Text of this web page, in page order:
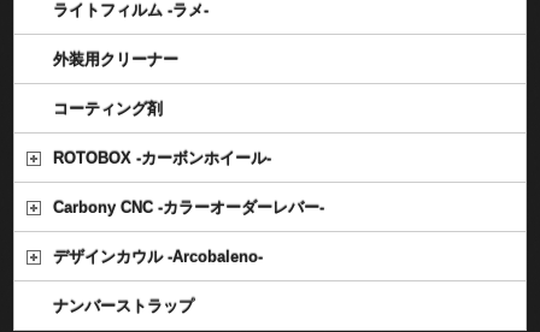
ライトフィルム -ラメ-
外装用クリーナー
コーティング剤
ROTOBOX -カーボンホイール-
Carbony CNC -カラーオーダーレバー-
デザインカウル -Arcobaleno-
ナンバーストラップ